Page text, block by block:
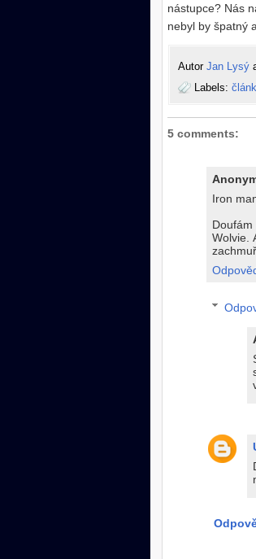
nástupce? Nás
nebyl by špatný
Autor Jan Lysý
Labels:
5 comments:
Iron
Wolvie.